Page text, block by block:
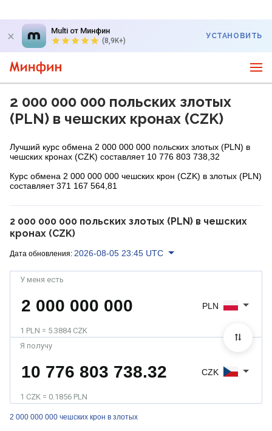
Multi от Минфин
(8,9K+)
УСТАНОВИТЬ
2 000 000 000 польских злотых
(PLN) в чешских кронах (CZK)
Лучший курс обмена 2 000 000 000 польских злотых (PLN) в
чешских кронах (CZK) составляет 10 776 803 738,32
Курс обмена 2 000 000 000 чешских крон (CZK) в злотых (PLN)
составляет 371 167 564,81
2 000 000 000 польских злотых (PLN) в чешских
кронах (CZK)
Дата обновления: 2026-08-05 23:45 UTC
2 000 000 000 чешских крон в злотых
У меня есть
1 PLN = 5.3884 CZK
PLN
Я получу
1 CZK = 0.1856 PLN
CZK